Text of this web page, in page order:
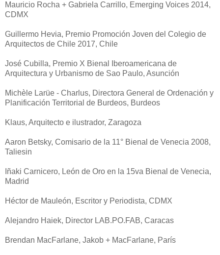
Mauricio Rocha + Gabriela Carrillo, Emerging Voices 2014,
CDMX
Guillermo Hevia, Premio Promoción Joven del Colegio de
Arquitectos de Chile 2017, Chile
José Cubilla, Premio X Bienal Iberoamericana de
Arquitectura y Urbanismo de Sao Paulo, Asunción
Michèle Larüe - Charlus, Directora General de Ordenación y
Planificación Territorial de Burdeos, Burdeos
Klaus, Arquitecto e ilustrador, Zaragoza
Aaron Betsky, Comisario de la 11° Bienal de Venecia 2008,
Taliesin
Iñaki Carnicero, León de Oro en la 15va Bienal de Venecia,
Madrid
Héctor de Mauleón, Escritor y Periodista, CDMX
Alejandro Haiek, Director LAB.PO.FAB, Caracas
Brendan MacFarlane, Jakob + MacFarlane, París